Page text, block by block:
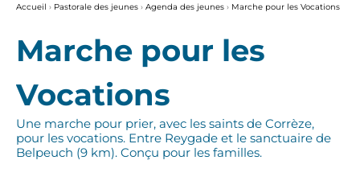
Accueil › Pastorale des jeunes › Agenda des jeunes › Marche pour les Vocations
Marche pour les
Vocations
Une marche pour prier, avec les saints de Corrèze,
pour les vocations. Entre Reygade et le sanctuaire de
Belpeuch (9 km). Conçu pour les familles.